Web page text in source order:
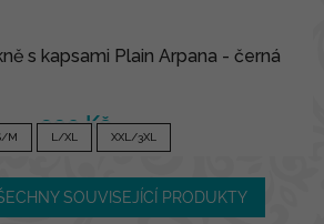
s kapsami Plain Arpana - černá
990 Kč
M L/XL XXL/3XL
SOUVISEJÍCÍ PRODUKTY